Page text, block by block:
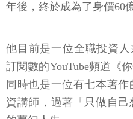
年後，終於成為了身價60
他目前是一位全職投資人
訂閱數的YouTube頻道《
同時也是一位有七本著
資講師，過著「只做自己